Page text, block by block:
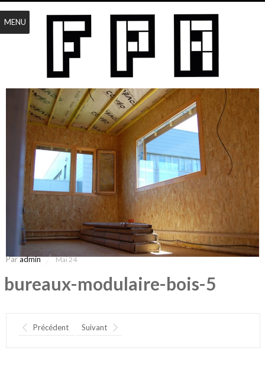
bureaux-modulaire-bois-5
Paradmin Mai 24
Précédent Suivant
MENU